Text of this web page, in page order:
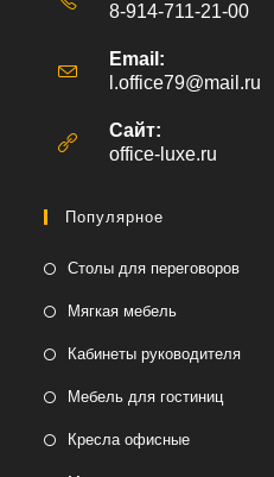
8-914-711-21-00
Email:
l.office79@mail.ru
Сайт:
office-luxe.ru
Популярное
Столы для переговоров
Мягкая мебель
Кабинеты руководителя
Мебель для гостиниц
Кресла офисные